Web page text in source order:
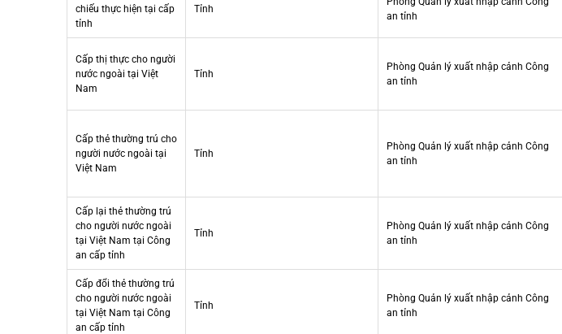
chiếu thực hiện tại cấp
tỉnh
Tỉnh
an tỉnh
Cấp thị thực cho người
nước ngoài tại Việt
Nam
Tỉnh
Phòng Quản lý xuất nhập cảnh Công
an tỉnh
Cấp thẻ thường trú cho
người nước ngoài tại
Việt Nam
Tỉnh
Phòng Quản lý xuất nhập cảnh Công
an tỉnh
Cấp lại thẻ thường trú
cho người nước ngoài
tại Việt Nam tại Công
an cấp tỉnh
Tỉnh
Phòng Quản lý xuất nhập cảnh Công
an tỉnh
Cấp đổi thẻ thường trú
cho người nước ngoài
tại Việt Nam tại Công
an cấp tỉnh
Tỉnh
Phòng Quản lý xuất nhập cảnh Công
an tỉnh